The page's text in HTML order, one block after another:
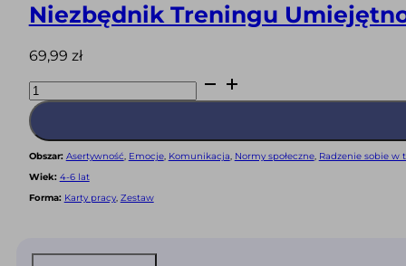
Niezbędnik Treningu
69,99 zł
Niezbędnik
Treningu
Umiejętności
Społecznych
gotowych
pomocy
4-
6
Obszar: Asertywność, Emocje, Komunikacja, Normy społeczne, Radzenie sobie w
Wiek: 4-6 lat
Forma: Karty pracy, Zestaw